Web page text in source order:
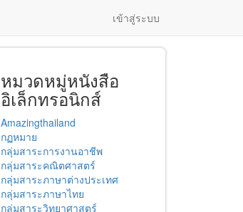
เข้าสู่ระบบ
หมวดหมู่หนังสือ
อิเล็กทรอนิกส์
Amazingthailand
กฏหมาย
กลุ่มสาระการงานอาชีพ
กลุ่มสาระคณิตศาสตร์
กลุ่มสาระภาษาต่างประเทศ
กลุ่มสาระภาษาไทย
กลุ่มสาระวิทยาศาสตร์